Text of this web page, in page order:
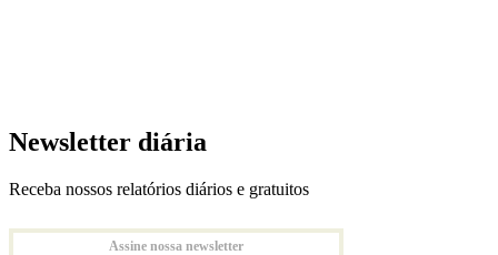
Newsletter diária
Receba nossos relatórios diários e gratuitos
Assine nossa newsletter